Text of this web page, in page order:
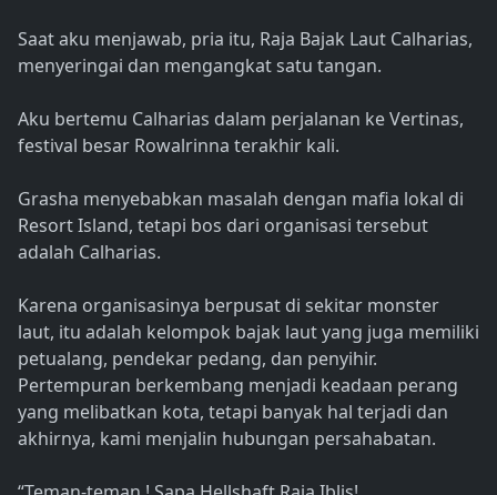
Saat aku menjawab, pria itu, Raja Bajak Laut Calharias,
menyeringai dan mengangkat satu tangan.
Aku bertemu Calharias dalam perjalanan ke Vertinas,
festival besar Rowalrinna terakhir kali.
Grasha menyebabkan masalah dengan mafia lokal di
Resort Island, tetapi bos dari organisasi tersebut
adalah Calharias.
Karena organisasinya berpusat di sekitar monster
laut, itu adalah kelompok bajak laut yang juga memiliki
petualang, pendekar pedang, dan penyihir.
Pertempuran berkembang menjadi keadaan perang
yang melibatkan kota, tetapi banyak hal terjadi dan
akhirnya, kami menjalin hubungan persahabatan.